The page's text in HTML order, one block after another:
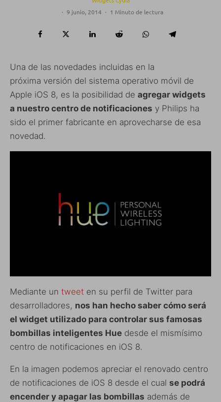
· 9 junio, 2014 · 1 Minuto de lectura
Una de las novedades incluidas en la
próxima versión del sistema operativo móvil de
Apple iOS 8, es la posibilidad de agregar widgets
a nuestro centro de notificaciones y Philips ha
sido el primer fabricante en aprovecharse de esa
novedad.
Mediante un tweet en su perfil de Twitter para
desarrolladores, nos han hecho saber cómo será
el widget utilizado para controlar sus famosas
bombillas inteligentes Hue desde el mismísimo
centro de notificaciones en iOS 8.
En la imagen podemos apreciar el renovado centro
de notificaciones de iOS 8 desde el cual se podrá
encender y apagar las bombillas además de